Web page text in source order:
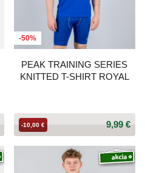
-50%
PEAK TRAINING SERIES
KNITTED T-SHIRT ROYAL
9,99 €
-10,00 €